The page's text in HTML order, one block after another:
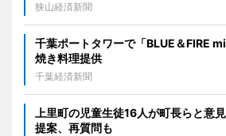
狭山経済新聞
千葉ポートタワーで「BLUE＆FIRE
焼き料理提供
千葉経済新聞
上里町の児童生徒16人が町長らと
提案、再質問も